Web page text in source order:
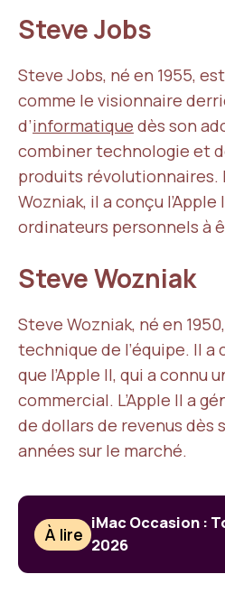
Steve Jobs
Steve Jobs, né en 1955,
comme le visionnaire
d’informatique dès son
combiner technologie et
produits révolutionnaires.
Wozniak, il a conçu
ordinateurs personnels à
Steve Wozniak
Steve Wozniak, né en
technique de l’équipe. Il a
que l’Apple II, qui a connu
commercial. L’Apple II a
de dollars de revenus dès
années sur le marché.
À lire
iMac Occasion :
2026